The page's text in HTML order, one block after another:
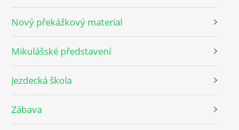
Nový překážkový material
Mikulášské představení
Jezdecká škola
Zábava